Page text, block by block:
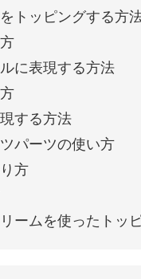
トッピングする方
に表現する方法
する方法
パーツの使い方
方
ームを使ったトッ